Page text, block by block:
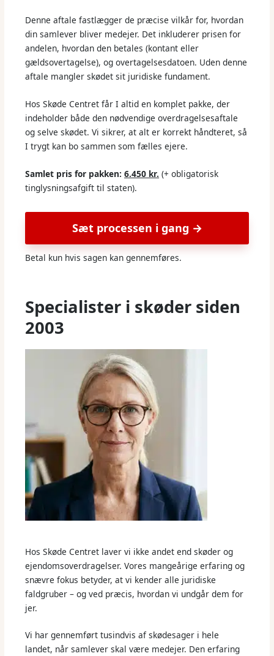
Denne aftale fastlægger de præcise vilkår for, hvordan
din samlever bliver medejer. Det inkluderer prisen for
andelen, hvordan den betales (kontant eller
gældsovertagelse), og overtagelsesdatoen. Uden denne
aftale mangler skødet sit juridiske fundament.
Hos Skøde Centret får I altid en komplet pakke, der
indeholder både den nødvendige overdragelsesaftale
og selve skødet. Vi sikrer, at alt er korrekt håndteret, så
I trygt kan bo sammen som fælles ejere.
Samlet pris for pakken:6.450 kr. (+ obligatorisk
tinglysningsafgift til staten).
Sæt processen i gang →
Betal kun hvis sagen kan gennemføres.
Specialister i skøder siden
2003
Hos Skøde Centret laver vi ikke andet end skøder og
ejendomsoverdragelser. Vores mangeårige erfaring og
snævre fokus betyder, at vi kender alle juridiske
faldgruber – og ved præcis, hvordan vi undgår dem for
jer.
Vi har gennemført tusindvis af skødesager i hele
landet, når samlever skal være medejer. Den erfaring